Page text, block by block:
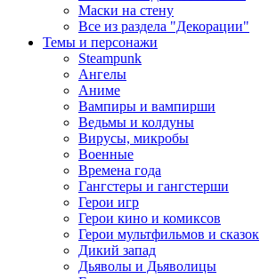
Маски на стену
Все из раздела "Декорации"
Темы и персонажи
Steampunk
Ангелы
Аниме
Вампиры и вампирши
Ведьмы и колдуны
Вирусы, микробы
Военные
Времена года
Гангстеры и гангстерши
Герои игр
Герои кино и комиксов
Герои мультфильмов и сказок
Дикий запад
Дьяволы и Дьяволицы